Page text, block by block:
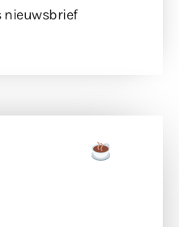
nieuwsbrief